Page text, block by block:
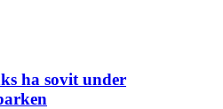
ha sovit under